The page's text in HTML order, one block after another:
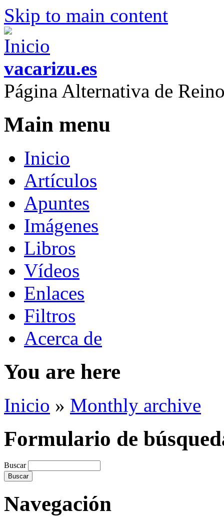
Skip to main content
vacarizu.es
Página Alternativa de
Main menu
Inicio
Artículos
Apuntes
Imágenes
Libros
Vídeos
Enlaces
Filtros
Acerca de
You are here
Inicio » Monthly archive
Formulario de
Buscar
Navegación